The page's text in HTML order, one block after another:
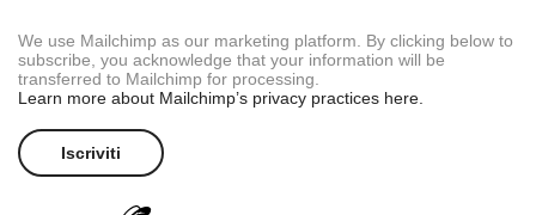
We use Mailchimp as our marketing platform. By clicking below to
subscribe, you acknowledge that your information will be
transferred to Mailchimp for processing.
Learn more about Mailchimp’s privacy practices here.